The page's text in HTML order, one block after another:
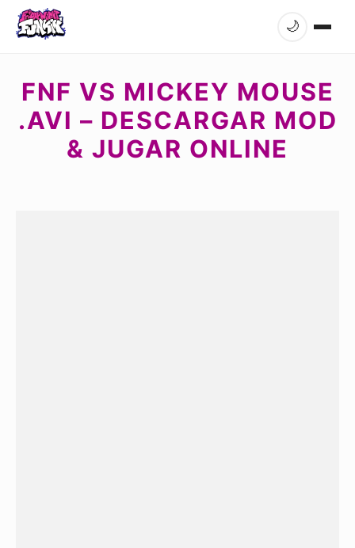
🌙
FNF VS MICKEY MOUSE
.AVI – DESCARGAR MOD
& JUGAR ONLINE